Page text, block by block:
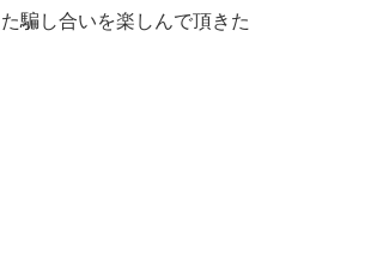
騙し合いを楽しんで頂きた